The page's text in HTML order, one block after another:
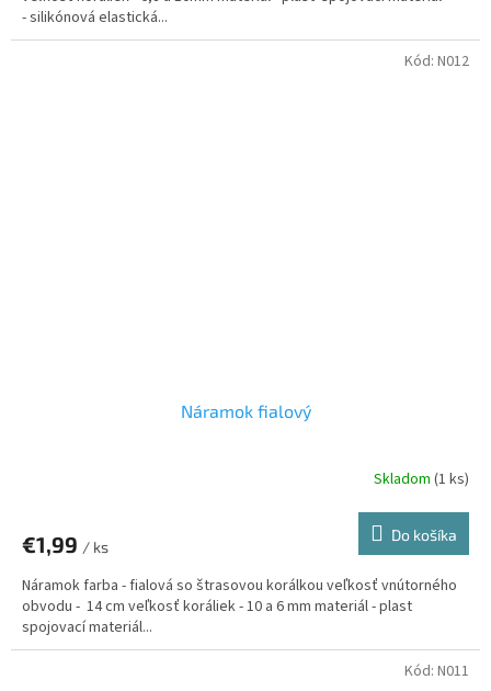
- silikónová elastická...
Náramok fialový
Skladom (1 ks)
€1,99 / ks
Do košíka
Náramok farba - fialová so štrasovou korálkou veľkosť vnútorného
obvodu - 14 cm veľkosť koráliek - 10 a 6 mm materiál - plast
spojovací materiál...
Kód: N012
Kód: N011